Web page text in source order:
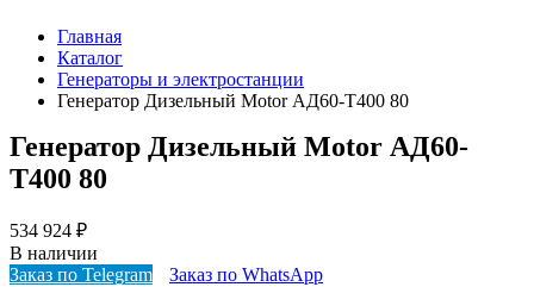
Главная
Каталог
Генераторы и электростанции
Генератор Дизельный Motor АД60-T400 80
Генератор Дизельный Motor АД60-
T400 80
534 924 ₽
В наличии
Заказ по Telegram
Заказ по WhatsApp